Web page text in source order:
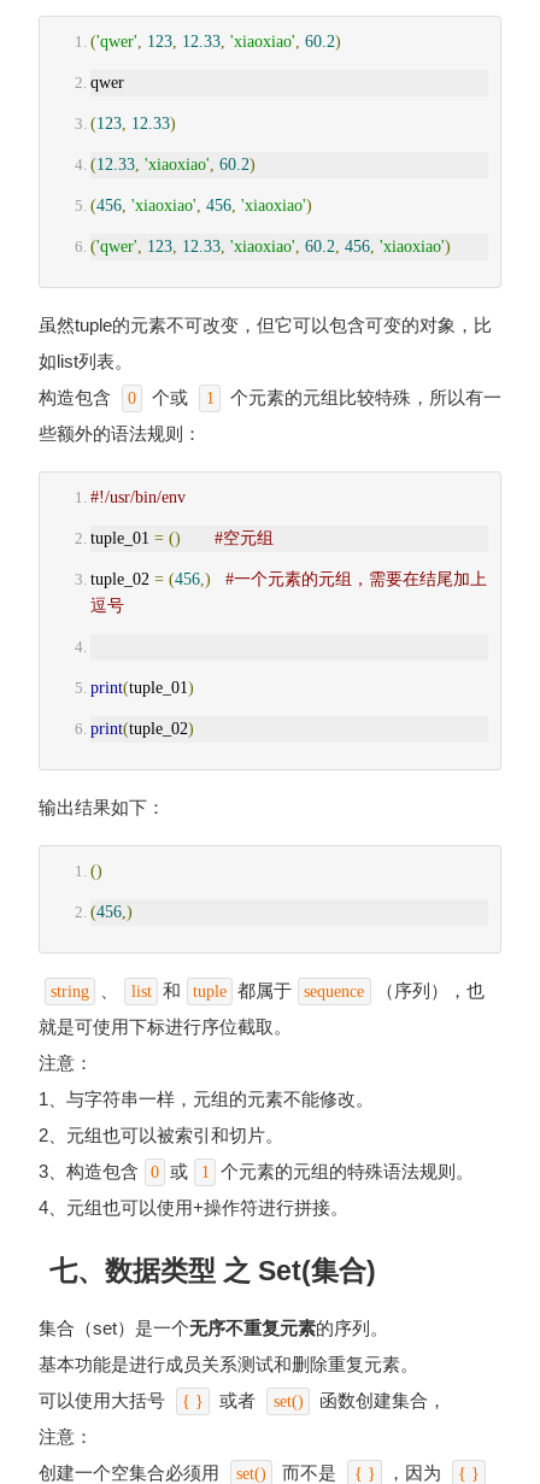
('qwer' 123, 12.33, 'xiaoxiao' 60.2)
qwer
(123, 12.33)
(12.33, 'xiaoxiao' 60.2)
(456, 'xiaoxiao' 456, 'xiaoxiao')
('qwer' 123, 12.33, 'xiaoxiao' 60.2 456, 'xiaoxiao')
虽然tuple的元素不可改变，但它可以包含可变的对象，比
如list列表。
构造包含
0 个或 1
个元素的元组比较特殊，所以有一
些额外的语法规则：
#!/usr/bin/env
tuple_01 = () #空元组
tuple_02 = (456,)
#一个元素的元组，需要在结尾加上
逗号
print(tuple_01)
print(tuple_02)
输出结果如下：
()
(456,)
string list 和 tuple 都属于 sequence
（序列），也
就是可使用下标进行序位截取。
注意：
1、与字符串一样，元组的元素不能修改。
2、元组也可以被索引和切片。
3、构造包含
0 或 1
个元素的元组的特殊语法规则。
4、元组也可以使用+操作符进行拼接。
七、数据类型 之 Set(集合)
集合（set）是一个无序不重复元素的序列。
基本功能是进行成员关系测试和删除重复元素。
可以使用大括号
{ } 或者 set()
函数创建集合，
注意：
创建一个空集合必须用
set() 而不是 { } ，因为 { }